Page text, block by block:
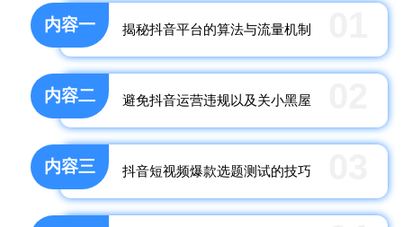
内容一 揭秘抖音平台的算法与流量机制
内容二 避免抖音运营违规以及关小黑屋
内容三 抖音短视频爆款选题测试的技巧